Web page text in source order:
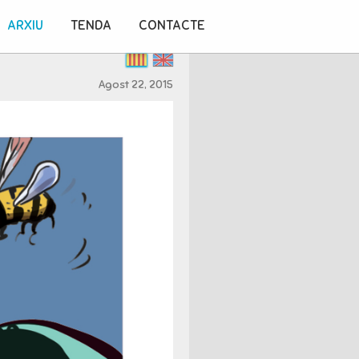
ARXIU TENDA CONTACTE
Agost 22, 2015